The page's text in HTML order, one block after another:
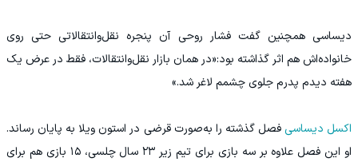
دیساسی همچنین گفت فشار روحی آن پنجره نقل‌وانتقالاتی حتی روی
خانواده‌اش هم اثر گذاشته بود:«در همان بازار نقل‌وانتقالات، فقط در عرض یک
هفته دیدم پدرم جلوی چشمم لاغر شد.»
اکسل دیساسی فصل گذشته را به‌صورت قرضی در استون ویلا به پایان رساند.
او این فصل علاوه بر سه بازی برای تیم زیر ۲۳ سال چلسی، ۱۵ بازی هم برای